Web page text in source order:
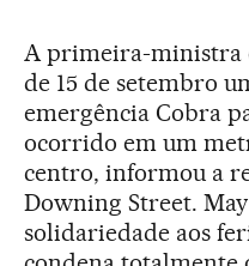
A primeira-ministra
de 15 de setembro
emergência Cobra
ocorrido em um
centro, informou a
Downing Street.
solidariedade aos